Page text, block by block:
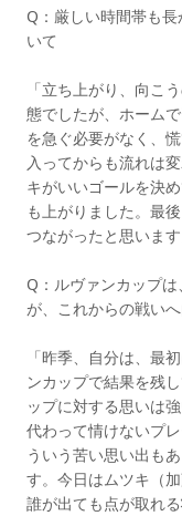
Q：厳しい時間帯も
いて
「立ち上がり、向こ
態でしたが、ホーム
を急ぐ必要がなく、
入ってからも流れは
キがいいゴールを決
も上がりました。最
つながったと思います
Q：ルヴァンカップ
が、これからの戦い
「昨季、自分は、最
ンカップで結果を残
ップに対する思いは
代わって情けないプ
ういう苦い思い出も
す。今日はムツキ（
誰が出ても点が取れ